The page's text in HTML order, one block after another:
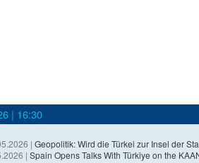
| 16:30
| Geopolitik: Wird die Türkei zur Insel der
| Spain Opens Talks With Türkiye on the